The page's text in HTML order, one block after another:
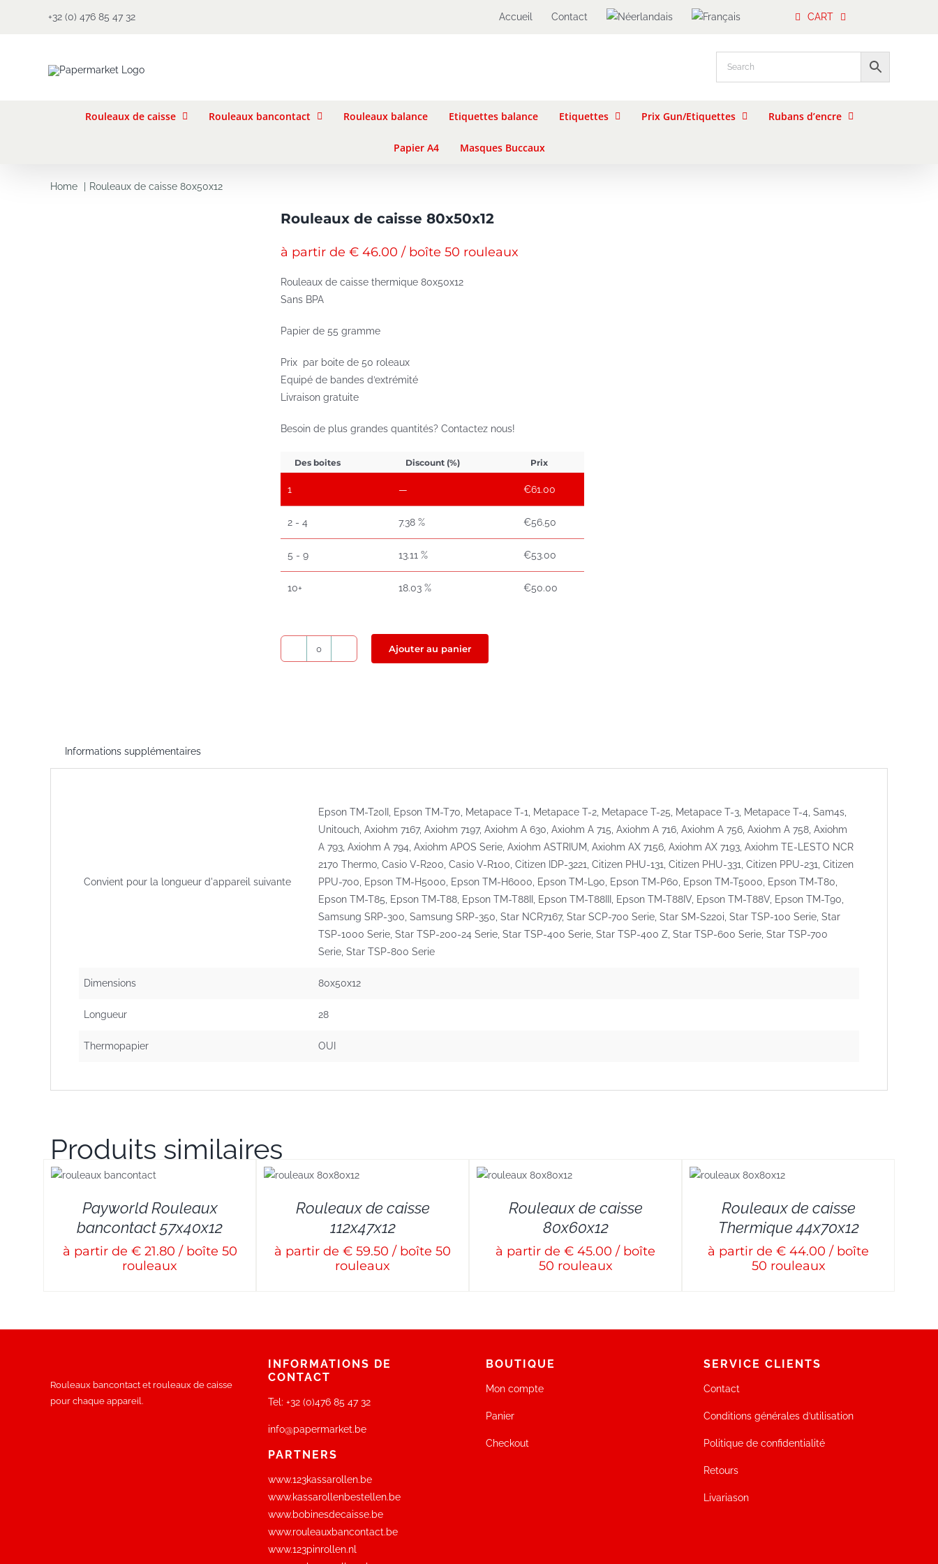
+32 (0) 476 85 47 32 Accueil Contact CART
Rouleaux de caisse Rouleaux bancontact Rouleaux balance Etiquettes balance Etiquettes Prix Gun/Etiquettes Rubans d’encre
Papier A4 Masques Buccaux
Home Rouleaux de caisse 80x50x12
Rouleaux de caisse 80x50x12
à partir de € 46.00 / boîte 50 rouleaux
Rouleaux de caisse thermique 80x50x12
Sans BPA
Papier de 55 gramme
Prix par boite de 50 roleaux
Equipé de bandes d’extrémité
Livraison gratuite
Besoin de plus grandes quantités? Contactez nous!
Des boites Discount (%) Prix
1 — €61.00
2 - 4 7.38 % €56.50
5 - 9 13.11 % €53.00
10+ 18.03 % €50.00
quantité
Ajouter au panier
Informations supplémentaires
Convient pour la longueur d'appareil suivante
Epson TM-T20II, Epson TM-T70, Metapace T-1, Metapace T-2, Metapace T-25, Metapace T-3, Metapace T-4, Sam4s,
Unitouch, Axiohm 7167, Axiohm 7197, Axiohm A 630, Axiohm A 715, Axiohm A 716, Axiohm A 756, Axiohm A 758, Axiohm
A 793, Axiohm A 794, Axiohm APOS Serie, Axiohm ASTRIUM, Axiohm AX 7156, Axiohm AX 7193, Axiohm TE-LESTO NCR
2170 Thermo, Casio V-R200, Casio V-R100, Citizen IDP-3221, Citizen PHU-131, Citizen PHU-331, Citizen PPU-231, Citizen
PPU-700, Epson TM-H5000, Epson TM-H6000, Epson TM-L90, Epson TM-P60, Epson TM-T5000, Epson TM-T80,
Epson TM-T85, Epson TM-T88, Epson TM-T88II, Epson TM-T88III, Epson TM-T88IV, Epson TM-T88V, Epson TM-T90,
Samsung SRP-300, Samsung SRP-350, Star NCR7167, Star SCP-700 Serie, Star SM-S220i, Star TSP-100 Serie, Star
TSP-1000 Serie, Star TSP-200-24 Serie, Star TSP-400 Serie, Star TSP-400 Z, Star TSP-600 Serie, Star TSP-700
Serie, Star TSP-800 Serie
Dimensions 80x50x12
Longueur 28
Thermopapier OUI
Produits similaires
Payworld Rouleaux
bancontact 57x40x12
à partir de € 21.80 / boîte 50
rouleaux
Rouleaux de caisse
112x47x12
à partir de € 59.50 / boîte 50
rouleaux
Rouleaux de caisse
80x60x12
à partir de € 45.00 / boîte
50 rouleaux
Rouleaux de caisse
Thermique 44x70x12
à partir de € 44.00 / boîte
50 rouleaux
Rouleaux bancontact et rouleaux de caisse
pour chaque appareil.
INFORMATIONS DE
CONTACT
Tel: +32 (0)476 85 47 32
info@papermarket.be
PARTNERS
www.123kassarollen.be
www.kassarollenbestellen.be
www.bobinesdecaisse.be
www.rouleauxbancontact.be
www.123pinrollen.nl
BOUTIQUE
Mon compte
Panier
Checkout
SERVICE CLIENTS
Contact
Conditions générales d’utilisation
Politique de confidentialité
Retours
Livariason